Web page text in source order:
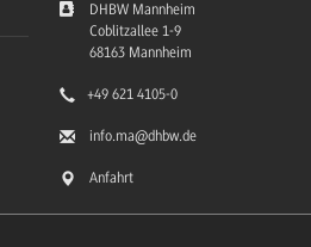
DHBW Mannheim
Coblitzallee 1-9
68163 Mannheim
+49 621 4105-0
info.ma@dhbw.de
Anfahrt